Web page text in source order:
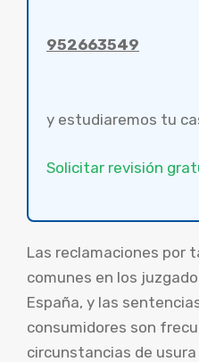
952663549
y estudiaremos tu
Solicitar revisión
Las reclamaciones por
comunes en los
España, y las
consumidores son
circunstancias de